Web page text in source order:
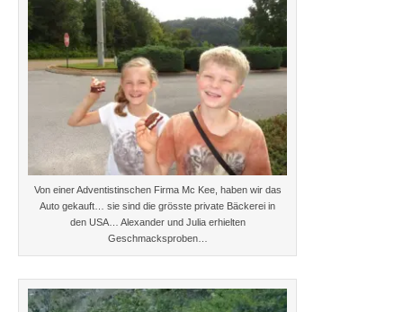
Von einer Adventistinschen Firma Mc Kee, haben wir das
Auto gekauft… sie sind die grösste private Bäckerei in
den USA… Alexander und Julia erhielten
Geschmacksproben…